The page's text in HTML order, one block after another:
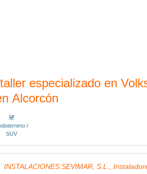
especializado en
Alcorcón
/
SUV
INSTALACIONES SEVIMAR, S.L.,